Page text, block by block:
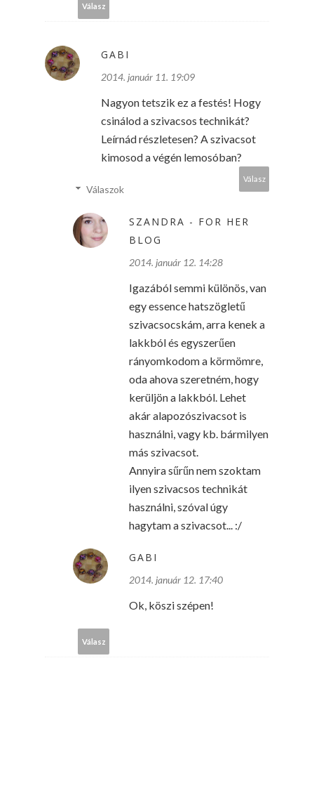
Válasz
GABI
2014. január 11. 19:09
Nagyon tetszik ez a festés! Hogy
csinálod a szivacsos technikát?
Leírnád részletesen? A szivacsot
kimosod a végén lemosóban?
Válasz
Válaszok
SZANDRA - FOR HER
BLOG
2014. január 12. 14:28
Igazából semmi különös, van
egy essence hatszögletű
szivacsocskám, arra kenek a
lakkból és egyszerűen
rányomkodom a körmömre,
oda ahova szeretném, hogy
kerüljön a lakkból. Lehet
akár alapozószivacsot is
használni, vagy kb. bármilyen
más szivacsot.
Annyira sűrűn nem szoktam
ilyen szivacsos technikát
használni, szóval úgy
hagytam a szivacsot... :/
GABI
2014. január 12. 17:40
Ok, köszi szépen!
Válasz